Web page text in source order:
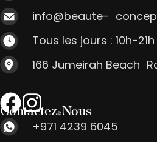
info@beaute-
Tous les jours : 10h-21h
166 Jumeirah Beach
Contactez-Nous
+971 4239 6045